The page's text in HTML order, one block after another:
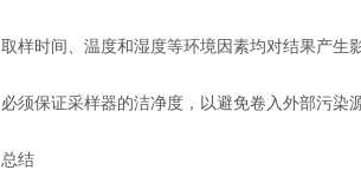
取样时间、温度和湿度等环境因素均对结果产生
必须保证采样器的洁净度，以避免卷入外部污染源
总结